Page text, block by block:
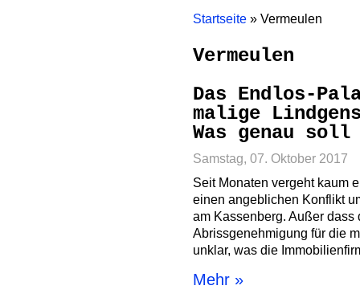
Startseite » Vermeulen
Vermeulen
Das Endlos-
malige
Was genau soll
Samstag, 07. Oktober 2017
Seit Monaten vergeht kaum
einen angeblichen Konflikt
am Kassenberg. Außer
Abrissgenehmigung für die
unklar, was die
Mehr »